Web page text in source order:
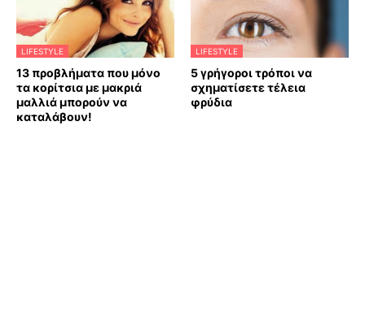
LIFESTYLE
13 προβλήματα που μόνο
τα κορίτσια με μακριά
μαλλιά μπορούν να
καταλάβουν!
LIFESTYLE
5 γρήγοροι τρόποι να
σχηματίσετε τέλεια
φρύδια